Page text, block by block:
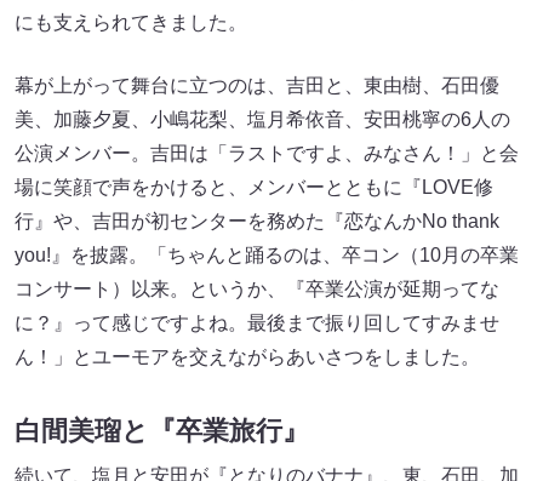
にも支えられてきました。
幕が上がって舞台に立つのは、吉田と、東由樹、石田優
美、加藤夕夏、小嶋花梨、塩月希依音、安田桃寧の6人の
公演メンバー。吉田は「ラストですよ、みなさん！」と会
場に笑顔で声をかけると、メンバーとともに『LOVE修
行』や、吉田が初センターを務めた『恋なんかNo thank
you!』を披露。「ちゃんと踊るのは、卒コン（10月の卒業
コンサート）以来。というか、『卒業公演が延期ってな
に？』って感じですよね。最後まで振り回してすみませ
ん！」とユーモアを交えながらあいさつをしました。
白間美瑠と『卒業旅行』
続いて、塩月と安田が『となりのバナナ』、東、石田、加